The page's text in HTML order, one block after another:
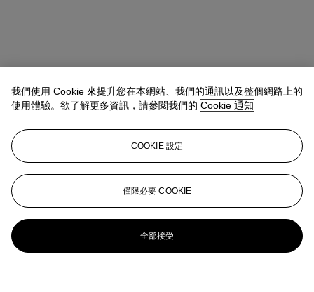
我們使用 Cookie 來提升您在本網站、我們的通訊以及整個網路上的
使用體驗。欲了解更多資訊，請參閱我們的 Cookie 通知
COOKIE 設定
僅限必要 COOKIE
全部接受